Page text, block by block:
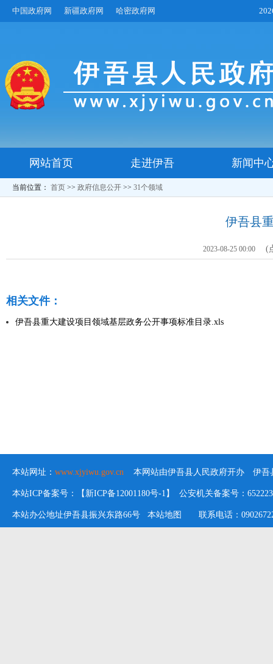
中国政府网 新疆政府网 哈密政府网
网站首页 走进伊吾 新闻中
当前位置： 首页 >> 政府信息公开 >> 31个领域
伊吾县
2023-08-25 00:00 (
相关文件：
伊吾县重大建设项目领域基层政务公开事项标准目录.xls
本站网址： www.xjyiwu.gov.cn 本网站由伊吾县人民政府开办 伊吾
本站ICP备案号：【新ICP备12001180号-1】 公安机关备案号：
本站办公地址伊吾县振兴东路66号 本站地图 联系电话：